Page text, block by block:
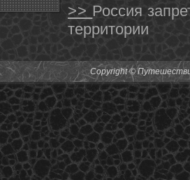
>> Россия
территории
Copyright ©